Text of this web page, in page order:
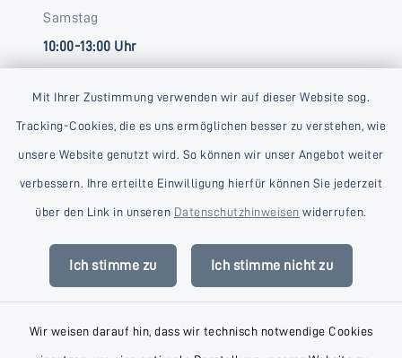
Mit Ihrer Zustimmung verwenden wir auf dieser Website sog.
Tracking-Cookies, die es uns ermöglichen besser zu verstehen, wie
unsere Website genutzt wird. So können wir unser Angebot weiter
verbessern. Ihre erteilte Einwilligung hierfür können Sie jederzeit
über den Link in unseren Datenschutzhinweisen widerrufen.
Ich stimme zu Ich stimme nicht zu
Wir weisen darauf hin, dass wir technisch notwendige Cookies
Samstag
10:00-13:00 Uhr
Kontakt
Datenschutz
Impressum